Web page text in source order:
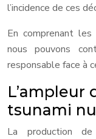
l’incidence de ces
En comprenant
nous pouvons
responsable face à
L’ampleur
tsunami
La production